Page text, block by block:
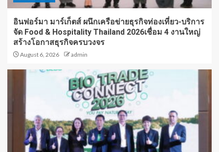
อินฟอร์มา มาร์เก็ตส์ ผนึกเครือข่ายธุรกิจท่องเที่ยว-บริการ
จัด Food & Hospitality Thailand 2026เชื่อม 4 งานใหญ่
สร้างโอกาสธุรกิจครบวงจร
August 6, 2026 admin